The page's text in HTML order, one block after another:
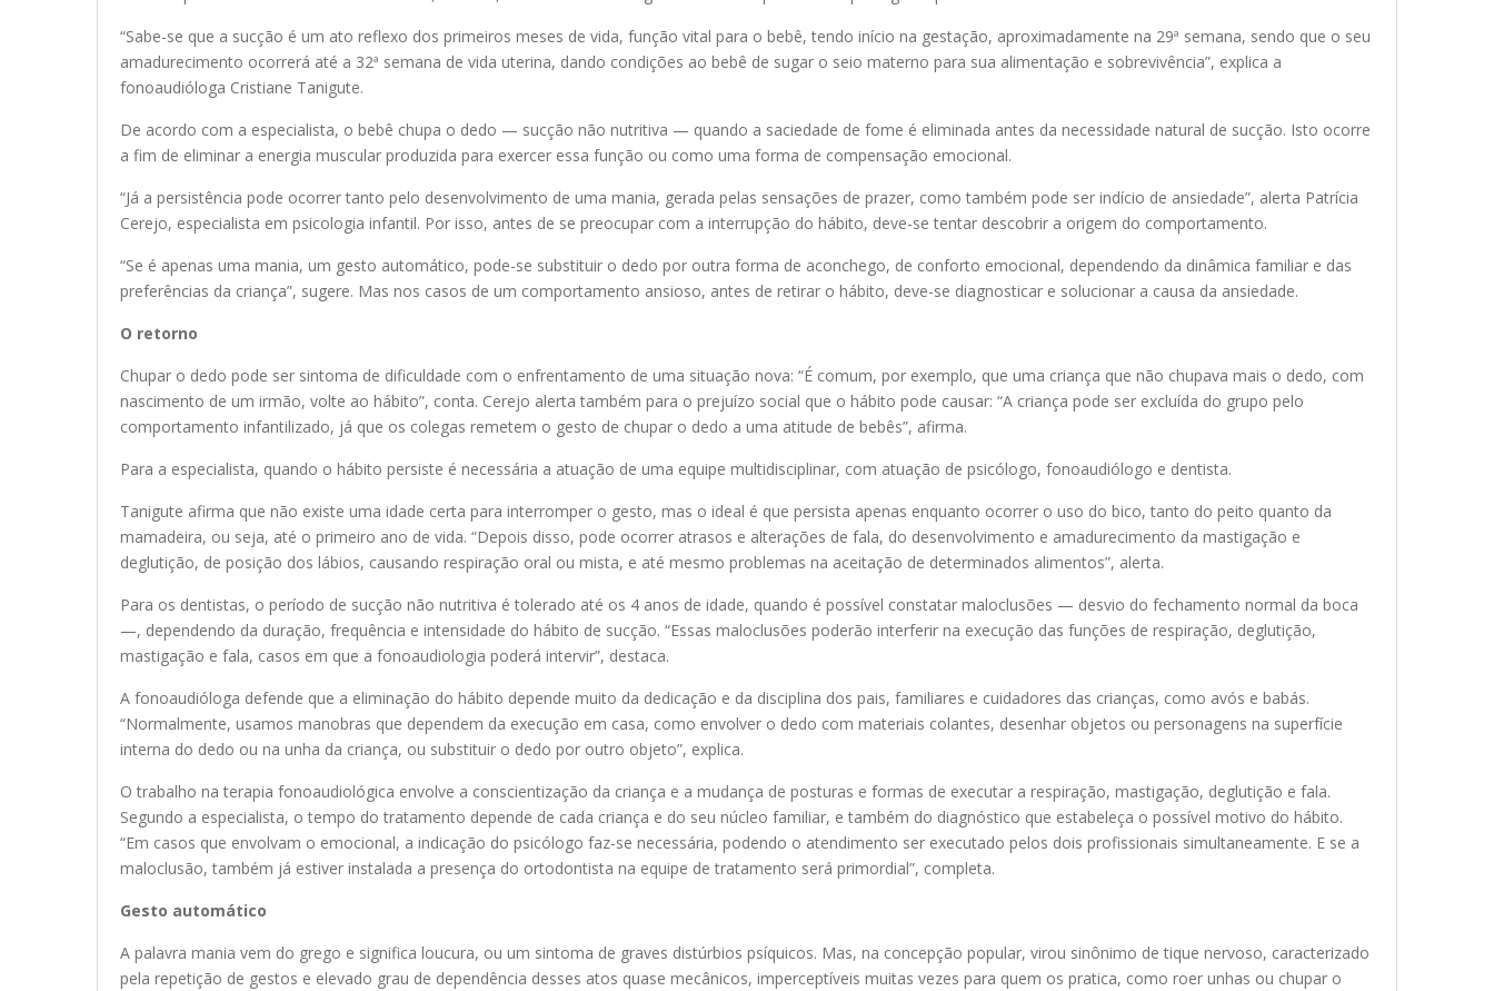
“Sabe-se que a sucção é um ato reflexo dos primeiros meses de vida, função vital para o bebê, tendo início na gestação, aproximadamente na 29ª semana, sendo que o seu
amadurecimento ocorrerá até a 32ª semana de vida uterina, dando condições ao bebê de sugar o seio materno para sua alimentação e sobrevivência”, explica a
fonoaudióloga Cristiane Tanigute.
De acordo com a especialista, o bebê chupa o dedo — sucção não nutritiva — quando a saciedade de fome é eliminada antes da necessidade natural de sucção. Isto ocorre
a fim de eliminar a energia muscular produzida para exercer essa função ou como uma forma de compensação emocional.
“Já a persistência pode ocorrer tanto pelo desenvolvimento de uma mania, gerada pelas sensações de prazer, como também pode ser indício de ansiedade”, alerta Patrícia
Cerejo, especialista em psicologia infantil. Por isso, antes de se preocupar com a interrupção do hábito, deve-se tentar descobrir a origem do comportamento.
“Se é apenas uma mania, um gesto automático, pode-se substituir o dedo por outra forma de aconchego, de conforto emocional, dependendo da dinâmica familiar e das
preferências da criança”, sugere. Mas nos casos de um comportamento ansioso, antes de retirar o hábito, deve-se diagnosticar e solucionar a causa da ansiedade.
O retorno
Chupar o dedo pode ser sintoma de dificuldade com o enfrentamento de uma situação nova: “É comum, por exemplo, que uma criança que não chupava mais o dedo, com
nascimento de um irmão, volte ao hábito”, conta. Cerejo alerta também para o prejuízo social que o hábito pode causar: “A criança pode ser excluída do grupo pelo
comportamento infantilizado, já que os colegas remetem o gesto de chupar o dedo a uma atitude de bebês”, afirma.
Para a especialista, quando o hábito persiste é necessária a atuação de uma equipe multidisciplinar, com atuação de psicólogo, fonoaudiólogo e dentista.
Tanigute afirma que não existe uma idade certa para interromper o gesto, mas o ideal é que persista apenas enquanto ocorrer o uso do bico, tanto do peito quanto da
mamadeira, ou seja, até o primeiro ano de vida. “Depois disso, pode ocorrer atrasos e alterações de fala, do desenvolvimento e amadurecimento da mastigação e
deglutição, de posição dos lábios, causando respiração oral ou mista, e até mesmo problemas na aceitação de determinados alimentos”, alerta.
Para os dentistas, o período de sucção não nutritiva é tolerado até os 4 anos de idade, quando é possível constatar maloclusões — desvio do fechamento normal da boca
—, dependendo da duração, frequência e intensidade do hábito de sucção. “Essas maloclusões poderão interferir na execução das funções de respiração, deglutição,
mastigação e fala, casos em que a fonoaudiologia poderá intervir”, destaca.
A fonoaudióloga defende que a eliminação do hábito depende muito da dedicação e da disciplina dos pais, familiares e cuidadores das crianças, como avós e babás.
“Normalmente, usamos manobras que dependem da execução em casa, como envolver o dedo com materiais colantes, desenhar objetos ou personagens na superfície
interna do dedo ou na unha da criança, ou substituir o dedo por outro objeto”, explica.
O trabalho na terapia fonoaudiológica envolve a conscientização da criança e a mudança de posturas e formas de executar a respiração, mastigação, deglutição e fala.
Segundo a especialista, o tempo do tratamento depende de cada criança e do seu núcleo familiar, e também do diagnóstico que estabeleça o possível motivo do hábito.
“Em casos que envolvam o emocional, a indicação do psicólogo faz-se necessária, podendo o atendimento ser executado pelos dois profissionais simultaneamente. E se a
maloclusão, também já estiver instalada a presença do ortodontista na equipe de tratamento será primordial”, completa.
Gesto automático
A palavra mania vem do grego e significa loucura, ou um sintoma de graves distúrbios psíquicos. Mas, na concepção popular, virou sinônimo de tique nervoso, caracterizado
pela repetição de gestos e elevado grau de dependência desses atos quase mecânicos, imperceptíveis muitas vezes para quem os pratica, como roer unhas ou chupar o